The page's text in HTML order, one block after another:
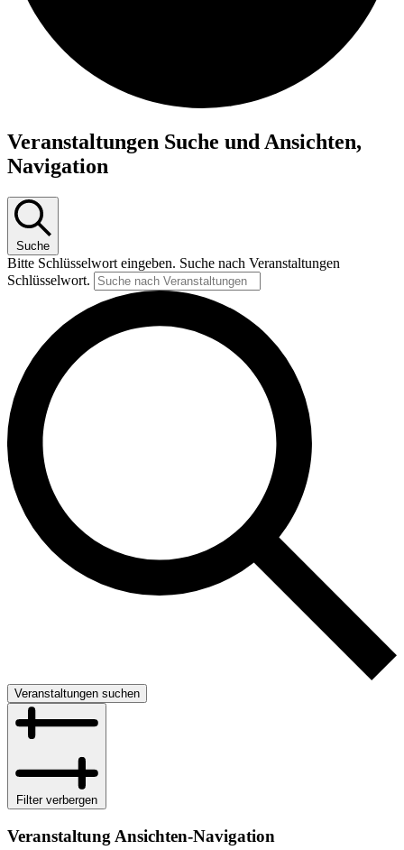
Veranstaltungen
Veranstaltungen Suche und Ansichten,
Navigation
Suche
Bitte Schlüsselwort eingeben. Suche nach Veranstaltungen
Schlüsselwort.
Veranstaltungen suchen
Filter verbergen
Veranstaltung Ansichten-Navigation